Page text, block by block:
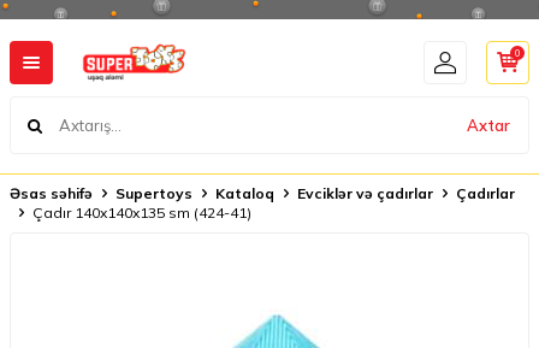
Axtar
0
Əsas səhifə Supertoys Kataloq Evciklər və çadırlar
Çadırlar
Çadır 140x140x135 sm (424-41)